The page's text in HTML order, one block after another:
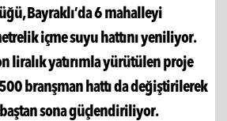
Bayraklı’da 6 mahalleyi
içme suyu hattını yeniliyor.
liralık yatırımla yürütülen proje
branşman hattı da değiştirilerek
sona güçlendiriliyor.